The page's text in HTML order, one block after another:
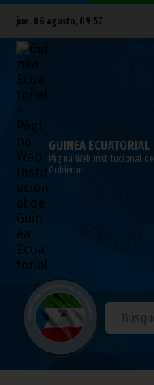
jue. 06 agosto, 09:57
GUINEA ECUATORIAL
Página Web Institucional
Gobierno
Guinea
medallas de
Subregional de
noviembre 10, 2025
Noticias África